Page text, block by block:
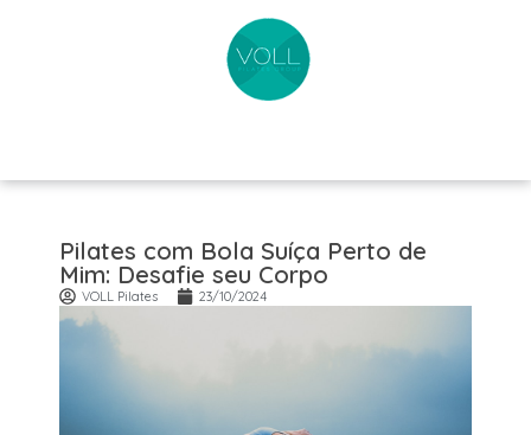
Pilates com Bola Suíça Perto de
Mim: Desafie seu Corpo
VOLL Pilates 23/10/2024